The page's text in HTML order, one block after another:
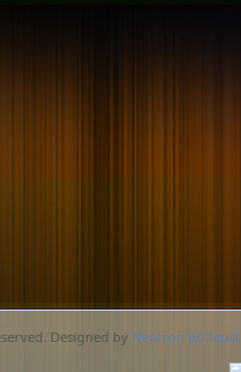
Designed by Neotron ltd.faust